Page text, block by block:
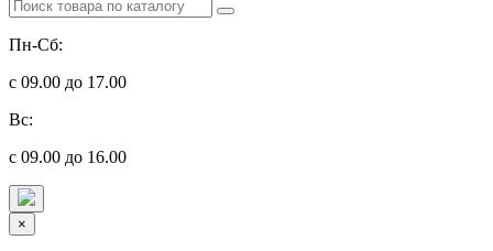
Пн-Сб:
с 09.00 до 17.00
Вс:
с 09.00 до 16.00
×